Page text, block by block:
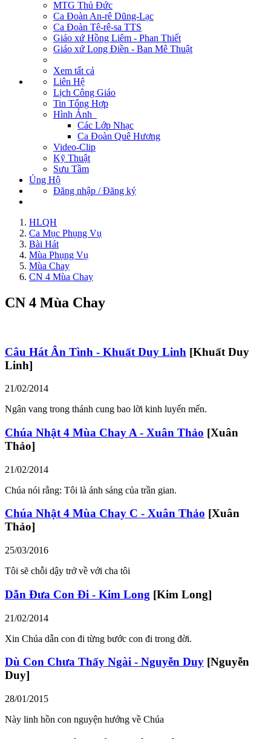
MTG Thủ Đức
Ca Đoàn An-rê Dũng-Lạc
Ca Đoàn Tê-rê-sa TTS
Giáo xứ Hồng Liêm - Phan Thiết
Giáo xứ Long Điền - Ban Mê Thuật
Xem tất cả
Liên Hệ
Lịch Công Giáo
Tin Tổng Hợp
Hình Ảnh
Các Lớp Nhạc
Ca Đoàn Quê Hương
Video-Clip
Kỹ Thuật
Sưu Tầm
Ủng Hộ
Đăng nhập / Đăng ký
HLQH
Ca Mục Phụng Vụ
Bài Hát
Mùa Phụng Vụ
Mùa Chay
CN 4 Mùa Chay
CN 4 Mùa Chay
Câu Hát Ân Tình - Khuất Duy Linh [Khuất Duy
Linh]
21/02/2014
Ngân vang trong thánh cung bao lời kinh luyến mến.
Chúa Nhật 4 Mùa Chay A - Xuân Thảo [Xuân
Thảo]
21/02/2014
Chúa nói rằng: Tôi là ánh sáng của trần gian.
Chúa Nhật 4 Mùa Chay C - Xuân Thảo [Xuân
Thảo]
25/03/2016
Tôi sẽ chỗi dậy trở về với cha tôi
Dẫn Đưa Con Đi - Kim Long [Kim Long]
21/02/2014
Xin Chúa dẫn con đi từng bước con đi trong đời.
Dù Con Chưa Thấy Ngài - Nguyễn Duy [Nguyễn
Duy]
28/01/2015
Này linh hồn con nguyện hướng về Chúa